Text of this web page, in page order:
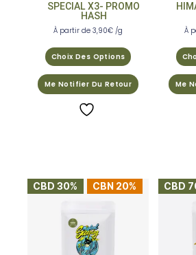
SPECIAL X3- PROMO
HASH
À partir de 3,90€ /g
Choix Des Options
Me Notifier Du Retour
À
Me
CBD 30% CBN 20% CBD